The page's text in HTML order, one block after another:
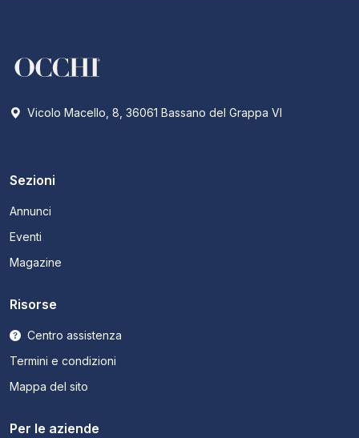
Vicolo Macello, 8, 36061 Bassano del Grappa VI
Sezioni
Annunci
Eventi
Magazine
Risorse
Centro assistenza
Termini e condizioni
Mappa del sito
Per le aziende